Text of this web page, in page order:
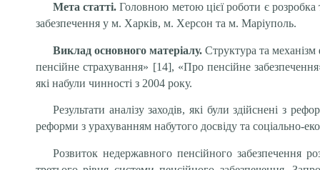
Мета статті.Головною метою цієї роботи є розробка
забезпечення у м. Харків, м. Херсон та м. Маріуполь.
Виклад основного матеріалу. Структура та
пенсійне страхування» [14], «Про пенсійне
які набули чинності з 2004 року.
Результати аналізу заходів, які були здійснені з
реформи з урахуванням набутого досвіду та соціально-
Розвиток недержавного пенсійного забезпечення